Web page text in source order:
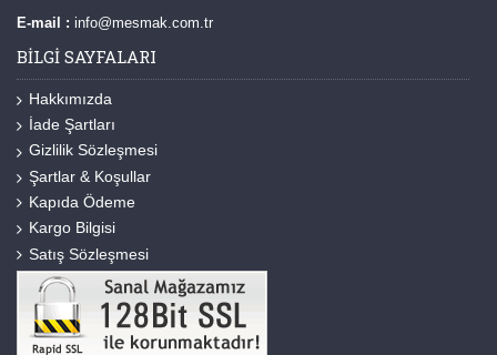
E-mail : info@mesmak.com.tr
BILGI SAYFALARI
Hakkımızda
İade Şartları
Gizlilik Sözleşmesi
Şartlar & Koşullar
Kapıda Ödeme
Kargo Bilgisi
Satış Sözleşmesi